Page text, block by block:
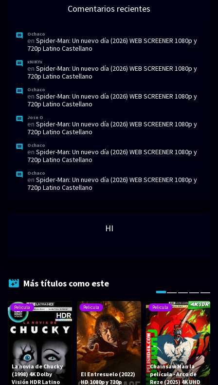
Comentarios recientes
Ochaco
en Spider-Man: Un nuevo día (2026) WEB SCREENER 1080p y
720p Latino Castellano
xNIKYx
en Spider-Man: Un nuevo día (2026) WEB SCREENER 1080p y
720p Latino Castellano
Ochaco
en Spider-Man: Un nuevo día (2026) WEB SCREENER 1080p y
720p Latino Castellano
Jose O
en Spider-Man: Un nuevo día (2026) WEB SCREENER 1080p y
720p Latino Castellano
Ochaco
en Spider-Man: Un nuevo día (2026) WEB SCREENER 1080p y
720p Latino Castellano
Ochaco
en Spider-Man: Un nuevo día (2026) WEB SCREENER 1080p y
720p Latino Castellano
HI
Más títulos como este
Pelicula
La novia de Chucky
(1998) 4K Dolby
Visión HDR Latino
Pelicula
El Entresuelo (2022)
HD 1080p y 720p
Pelicula
Chainsaw Man la
película - Arco de
Reze (2025) 4K UHD